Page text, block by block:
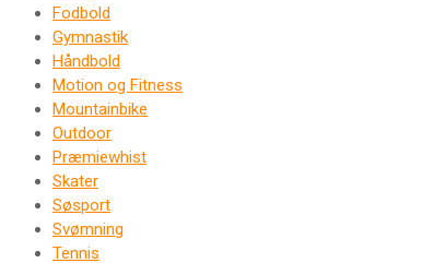
Fodbold
Gymnastik
Håndbold
Motion og Fitness
Mountainbike
Outdoor
Præmiewhist
Skater
Søsport
Svømning
Tennis